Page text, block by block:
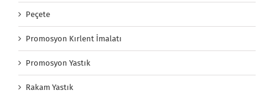
Peçete
Promosyon Kırlent İmalatı
Promosyon Yastık
Rakam Yastık